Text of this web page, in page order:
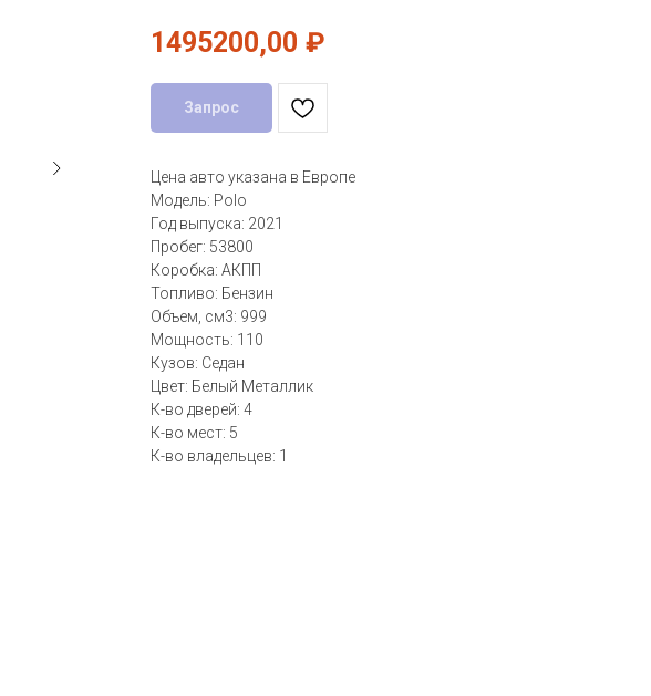
1495200,00 ₽
Запрос
Цена авто указана в Европе
Модель: Polo
Год выпуска: 2021
Пробег: 53800
Коробка: АКПП
Топливо: Бензин
Объем, см3: 999
Мощность: 110
Кузов: Седан
Цвет: Белый Металлик
К-во дверей: 4
К-во мест: 5
К-во владельцев: 1